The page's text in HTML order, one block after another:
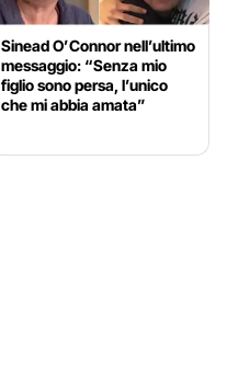
Sinead O’Connor nell’ultimo
messaggio: “Senza mio
figlio sono persa, l’unico
che mi abbia amata”